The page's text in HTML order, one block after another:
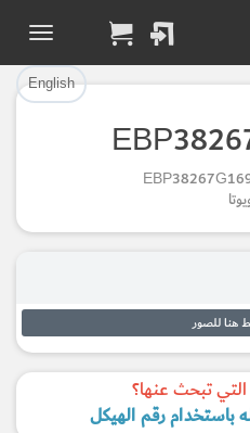
English
هنا للصور
تبحث عنها؟
باستخدام رقم الهيكل
بنجاح.
البحث
Part
Return to
للسلة بنجاح.
الشراء
Part